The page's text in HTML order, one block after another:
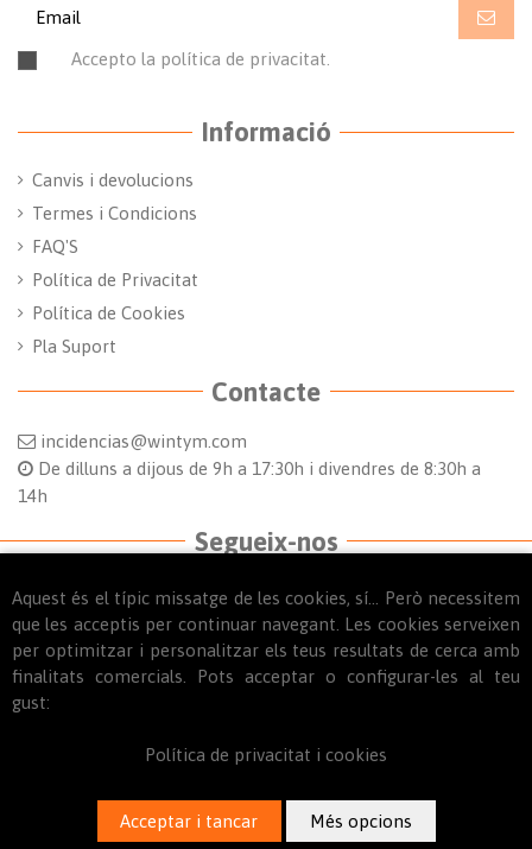
AFEGIR AL CARRET
Accepto la política de privacitat.
Informació
Canvis i devolucions
Termes i Condicions
FAQ'S
Política de Privacitat
Política de Cookies
Pla Suport
Contacte
incidencias@wintym.com
De dilluns a dijous de 9h a 17:30h i divendres de 8:30h a
14h
Aquest és el típic missatge de les cookies, sí... Però necessitem
que les acceptis per continuar navegant. Les cookies serveixen
per optimitzar i personalitzar els teus resultats de cerca amb
finalitats comercials. Pots acceptar o configurar-les al teu
gust:
Política de privacitat i cookies
Segueix-nos